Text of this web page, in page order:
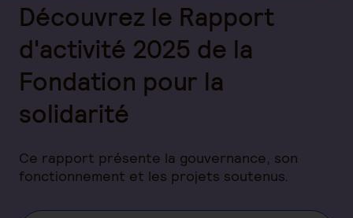
Découvrez le Rapport
d'activité 2025 de la
Fondation pour la
solidarité
Ce rapport présente la gouvernance, son
fonctionnement et les projets soutenus.